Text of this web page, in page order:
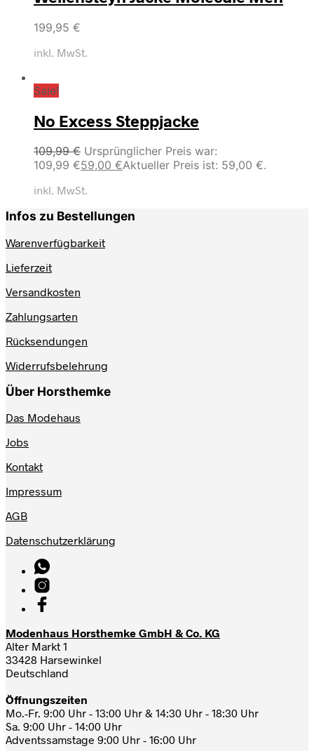
199,95 €
inkl. MwSt.
Sale!
No Excess Steppjacke
109,99€ Ursprünglicher Preis war:
109,99 €59,00 €Aktueller Preis ist: 59,00 €.
inkl. MwSt.
Infos zu Bestellungen
Warenverfügbarkeit
Lieferzeit
Versandkosten
Zahlungsarten
Rücksendungen
Widerrufsbelehrung
Über Horsthemke
Das Modehaus
Jobs
Kontakt
Impressum
AGB
Datenschutzerklärung
Modenhaus Horsthemke GmbH & Co. KG
Alter Markt 1
33428 Harsewinkel
Deutschland
Öffnungszeiten
Mo.-Fr. 9:00 Uhr - 13:00 Uhr & 14:30 Uhr - 18:30 Uhr
Sa. 9:00 Uhr - 14:00 Uhr
Adventssamstage 9:00 Uhr - 16:00 Uhr